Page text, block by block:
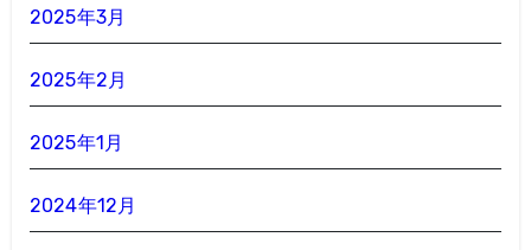
2025年3月
2025年2月
2025年1月
2024年12月